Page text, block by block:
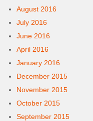
August 2016
July 2016
June 2016
April 2016
January 2016
December 2015
November 2015
October 2015
September 2015